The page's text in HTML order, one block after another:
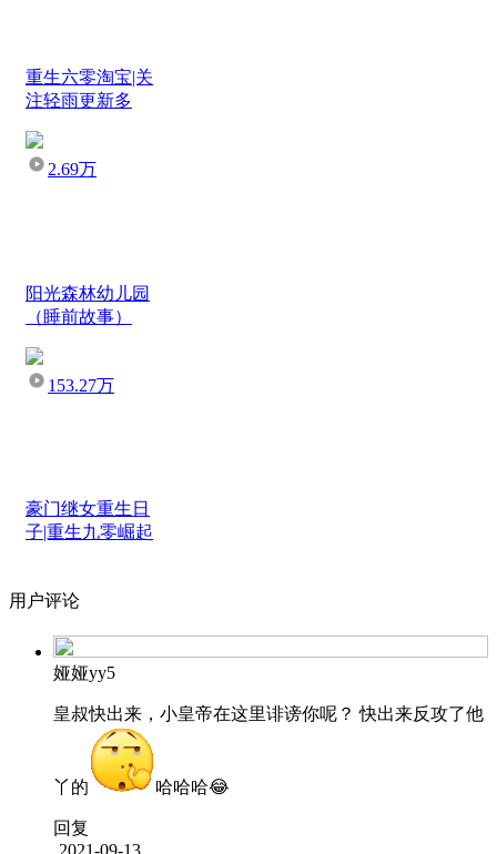
重生六零淘宝|关
注轻雨更新多
2.69万
阳光森林幼儿园
（睡前故事）
153.27万
豪门继女重生日
子|重生九零崛起
用户评论
娅娅yy5
皇叔快出来，小皇帝在这里诽谤你呢？ 快出来反攻了他
丫的 哈哈哈😂
回复